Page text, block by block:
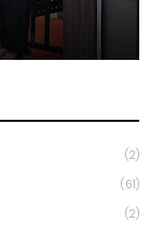
(2)
(61)
(2)